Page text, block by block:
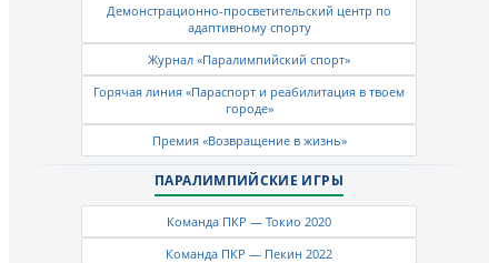
Демонстрационно-просветительский центр по
адаптивному спорту
Журнал «Паралимпийский спорт»
Горячая линия «Параспорт и реабилитация в твоем
городе»
Премия «Возвращение в жизнь»
ПАРАЛИМПИЙСКИЕ ИГРЫ
Команда ПКР — Токио 2020
Команда ПКР — Пекин 2022